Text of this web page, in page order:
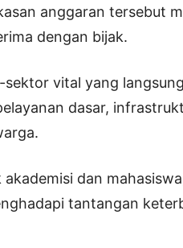
anggaran tersebut
dengan bijak.
vital yang langsung
dasar,
dan
tantangan